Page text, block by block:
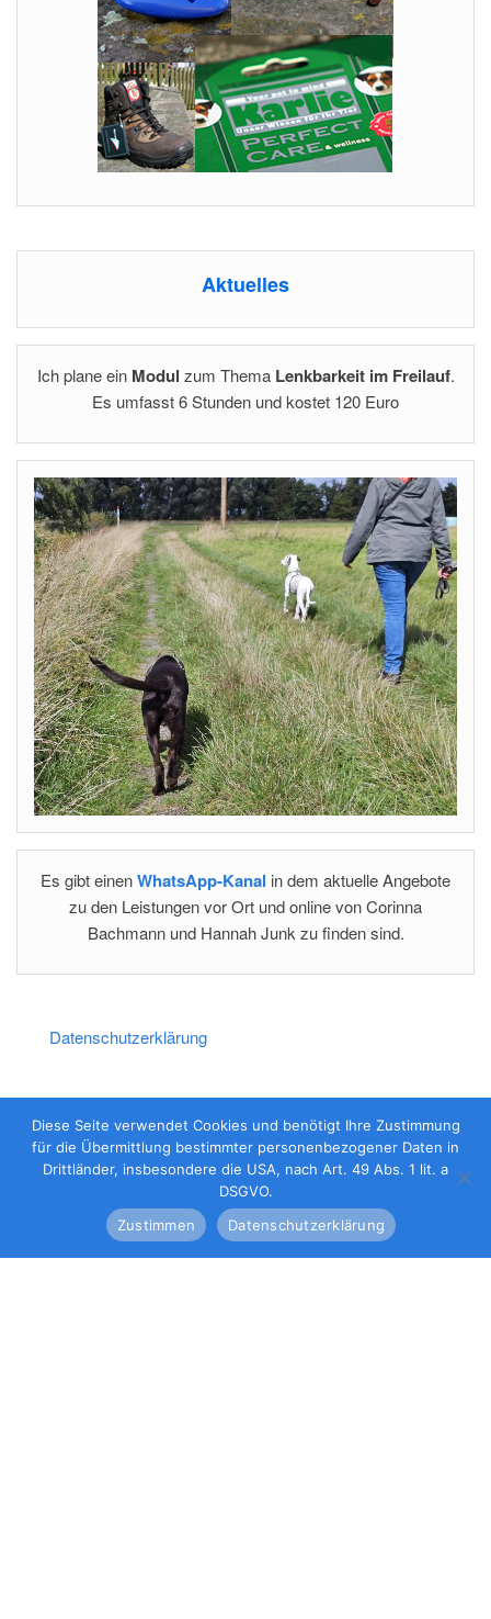
Aktuelles
Ich plane ein Modul zum Thema Lenkbarkeit im Freilauf.
Es umfasst 6 Stunden und kostet 120 Euro
Es gibt einenWhatsApp-Kanal in dem aktuelle Angebote
zu den Leistungen vor Ort und online von Corinna
Bachmann und Hannah Junk zu finden sind.
Datenschutzerklärung
Impressum
Diese Seite verwendet Cookies und benötigt Ihre Zustimmung
für die Übermittlung bestimmter personenbezogener Daten in
Drittländer, insbesondere die USA, nach Art. 49 Abs. 1 lit. a
DSGVO.
Zustimmen
Datenschutzerklärung